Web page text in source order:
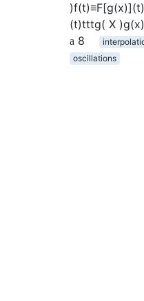
(t)tttg( X
8
oscillations